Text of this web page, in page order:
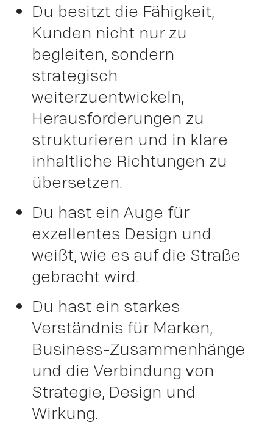
Peter
OWN YOUR AURA
Du besitzt die Fähigkeit,
Kunden nicht nur zu
begleiten, sondern
strategisch
weiterzuentwickeln,
Herausforderungen zu
strukturieren und in klare
inhaltliche Richtungen zu
übersetzen.
Du hast ein Auge für
exzellentes Design und
weißt, wie es auf die Straße
gebracht wird.
Du hast ein starkes
Verständnis für Marken,
Business-Zusammenhänge
und die Verbindung von
Strategie, Design und
Wirkung.